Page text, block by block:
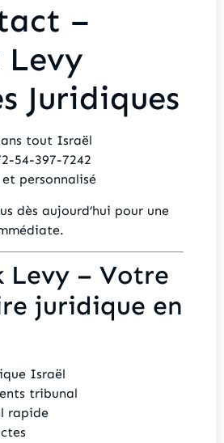
–
Juridiques
tout Israël
54-397-7242
personnalisé
dès aujourd’hui pour une
Levy – Votre
juridique en
Israël
tribunal
rapide